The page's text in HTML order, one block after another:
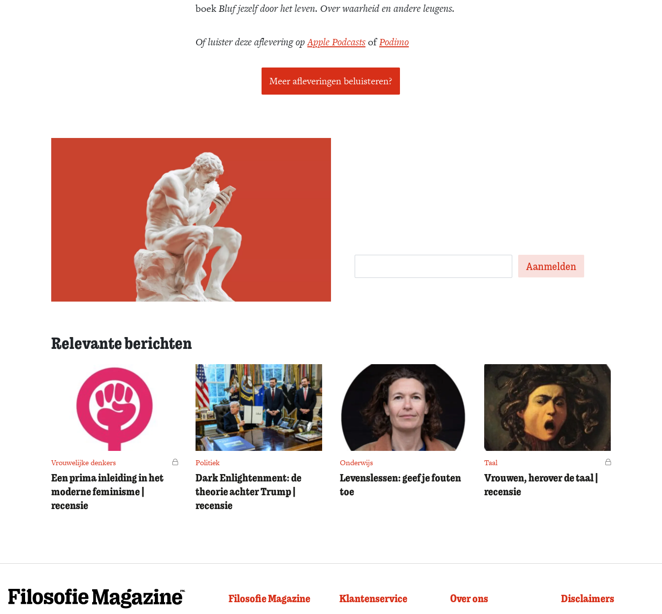
boekBluf jezelf door het leven. Over waarheid en andere leugens.
Of luister deze aflevering opApple PodcastsofPodimo
Meer afleveringen beluisteren?
Relevante berichten
Vrouwelijke denkers Voor leden
Een prima inleiding in het
moderne feminisme |
recensie
Politiek
Dark Enlightenment: de
theorie achter Trump |
recensie
Onderwijs
Levenslessen: geef je fouten
toe
Taal Voor leden
Vrouwen, herover de taal |
recensie
Filosofie Magazine Klantenservice Over ons Disclaimers